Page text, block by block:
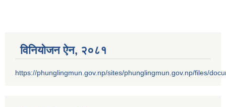
विनियोजन ऐन‚ २०८१
https://phunglingmun.gov.np/sites/phunglingmun.gov.np/files/